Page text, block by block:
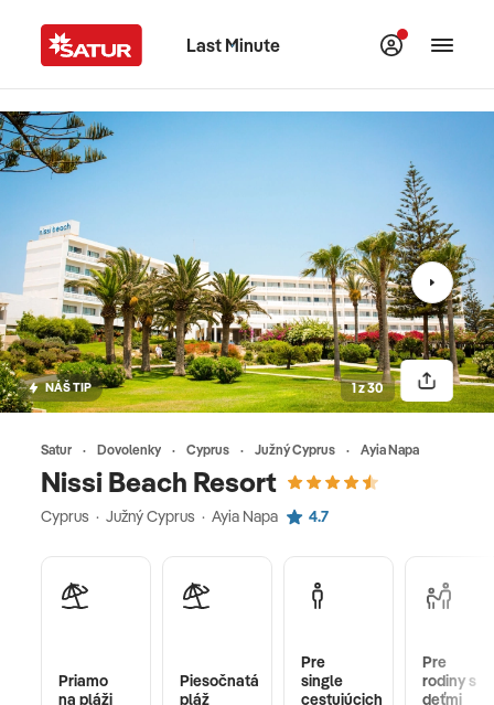
Last Minute
Satur Dovolenky Cyprus Južný Cyprus Ayia Napa
Nissi Beach Resort
Cyprus · Južný Cyprus · Ayia Napa 4.7
NÁŠ TIP 1 z 30
Priamo
na pláži
Piesočnatá
pláž
Pre
single
cestujúcich
Pre
rodiny s
deťmi